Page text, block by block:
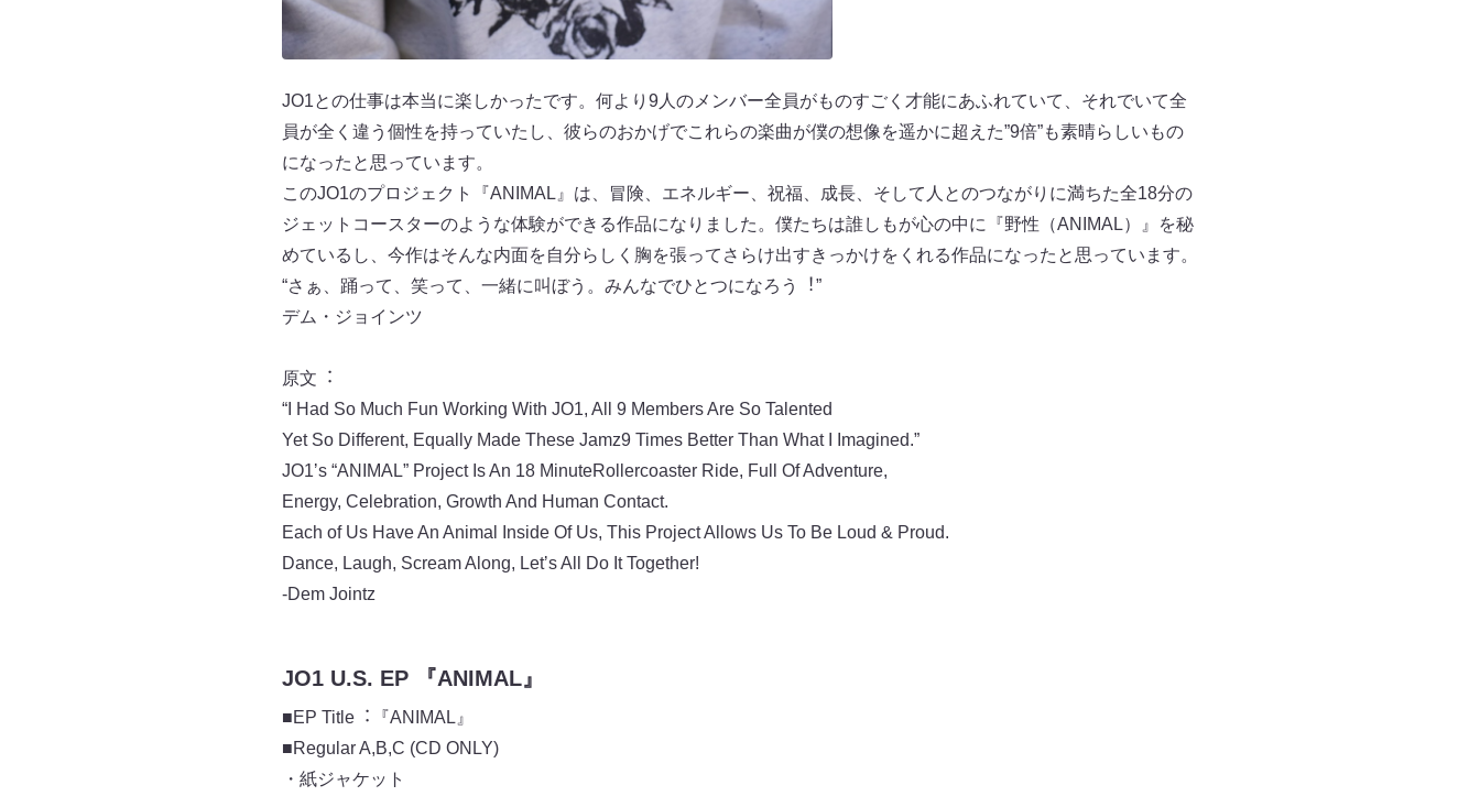
JO1との仕事は本当に楽しかったです。何より9⼈のメンバー全員がものすごく才能にあふれていて、それでいて全
員が全く違う個性を持っていたし、彼らのおかげでこれらの楽曲が僕の想像を遥かに超えた”9倍”も素晴らしいもの
になったと思っています。
このJO1のプロジェクト『ANIMAL』は、冒険、エネルギー、祝福、成⻑、そして⼈とのつながりに満ちた全18分の
ジェットコースターのような体験ができる作品になりました。僕たちは誰しもが⼼の中に『野性（ANIMAL）』を秘
めているし、今作はそんな内⾯を⾃分らしく胸を張ってさらけ出すきっかけをくれる作品になったと思っています。
“さぁ、踊って、笑って、⼀緒に叫ぼう。みんなでひとつになろう︕”
デム・ジョインツ
原⽂︓
“I Had So Much Fun Working With JO1, All 9 Members Are So Talented
Yet So Different, Equally Made These Jamz9 Times Better Than What I Imagined.”
JO1ʼs “ANIMAL” Project Is An 18 MinuteRollercoaster Ride, Full Of Adventure,
Energy, Celebration, Growth And Human Contact.
Each of Us Have An Animal Inside Of Us, This Project Allows Us To Be Loud & Proud.
Dance, Laugh, Scream Along, Letʼs All Do It Together!
-Dem Jointz
JO1 U.S. EP 『ANIMAL』
■EP Title︓『ANIMAL』
■Regular A,B,C (CD ONLY)
・紙ジャケット